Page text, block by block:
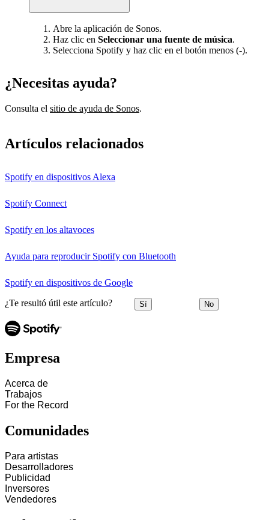
Abre la aplicación de Sonos.
Haz clic en Seleccionar una fuente de música.
Selecciona Spotify y haz clic en el botón menos (-).
¿Necesitas ayuda?
Consulta el sitio de ayuda de Sonos.
Artículos relacionados
Spotify en dispositivos Alexa
Spotify Connect
Spotify en los altavoces
Ayuda para reproducir Spotify con Bluetooth
Spotify en dispositivos de Google
¿Te resultó útil este artículo? Sí No
Empresa
Acerca de
Trabajos
For the Record
Comunidades
Para artistas
Desarrolladores
Publicidad
Inversores
Vendedores